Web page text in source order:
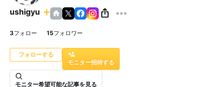
ushigyu
3フォロー 15フォロワー
モニター招待する
モニター希望可能な記事を見る